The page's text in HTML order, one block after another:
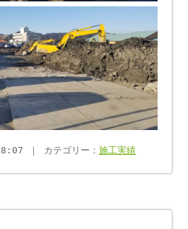
｜ カテゴリー：施工実績